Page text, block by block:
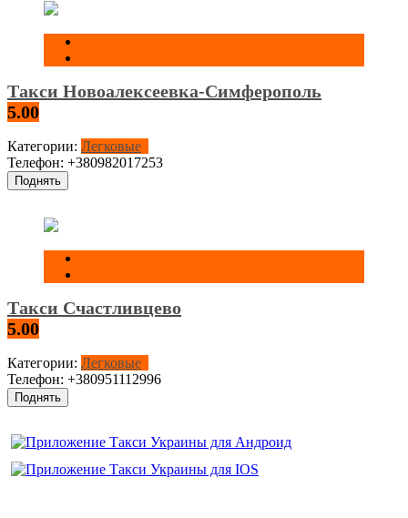
Такси Новоалексеевка-Симферополь
5.00
Категории: Легковые
Телефон: +380982017253
Поднять
Такси Счастливцево
5.00
Категории: Легковые
Телефон: +380951112996
Поднять